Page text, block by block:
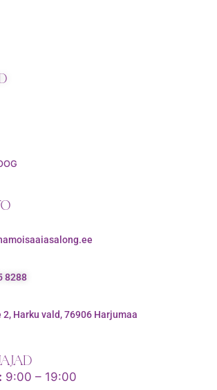
8288
2, Harku vald, 76906 Harjumaa
9:00 – 19:00